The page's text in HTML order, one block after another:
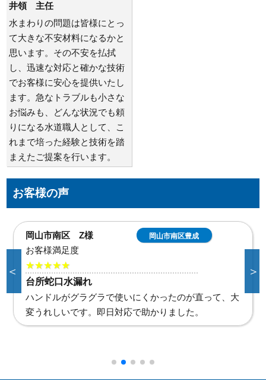
井領 主任
水まわりの問題は皆様にとっ
て大きな不安材料になるかと
思います。その不安を払拭
し、迅速な対応と確かな技術
でお客様に安心を提供いたし
ます。急なトラブルも小さな
お悩みも、どんな状況でも頼
りになる水道職人として、こ
れまで培った経験と技術を踏
まえたご提案を行います。
お客様の声
倉敷市連島町連島 G
様
倉敷市連島町連
お客様満足度
★★★★★
洗面蛇口水漏れ修理
なぜ洗面台の下から水が漏れているかわからず不安で
したが、わかりやすい説明と迅速な対応で大変助かり
＜ ＞